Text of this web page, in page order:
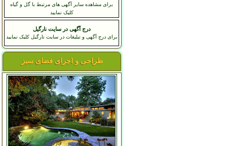
برای مشاهده سایر آگهی های مرتبط با گل و گیاه
کلیک نمایید
درج آگهی در سایت نارگیل
برای درج آگهی و تبلیغات در سایت نارگیل کلیک نمایید
طراحی و اجرای فضای سبز